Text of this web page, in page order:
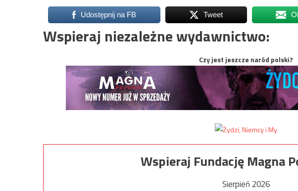
Udostępnij na FB Tweet
Wspieraj niezależne wydawnictwo:
Czy jest jeszcze naród polski?
Wspieraj Fundację Magna
Sierpień 2026